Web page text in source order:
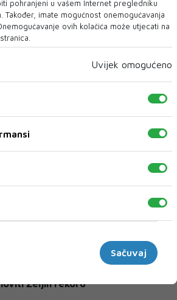
pragmatični, u srijedu će se
u nizu. Zvuči sjajno, ali još bolje
Željin rekord
pohranjeni u vašem Internet pregledniku
Također, imate mogućnost onemogućavanja
ovih kolačića može utjecati na
Uvijek omogućeno
Sačuvaj